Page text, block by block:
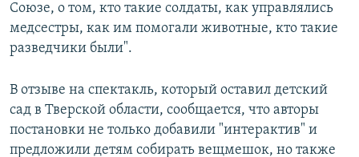
Союзе, о том, кто такие солдаты, как управлялись
медсестры, как им помогали животные, кто такие
разведчики были".
В отзыве на спектакль, который оставил детский
сад в Тверской области, сообщается, что авторы
постановки не только добавили "интерактив" и
предложили детям собирать вещмешок, но также